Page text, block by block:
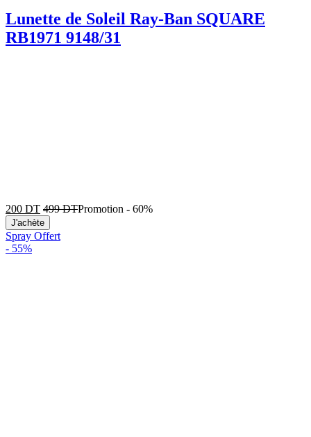
Lunette de Soleil Ray-Ban SQUARE
RB1971 9148/31
200 DT 499DTPromotion - 60%
J'achète
Spray Offert
- 55%